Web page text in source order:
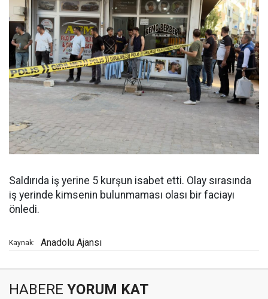
Saldırıda iş yerine 5 kurşun isabet etti. Olay sırasında
iş yerinde kimsenin bulunmaması olası bir faciayı
önledi.
Kaynak: Anadolu Ajansı
HABERE YORUM KAT